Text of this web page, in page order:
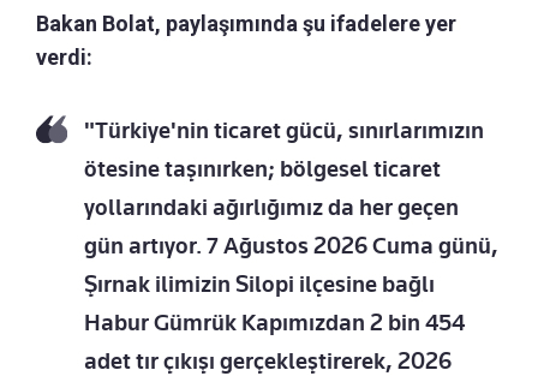
Bakan Bolat, paylaşımında şu ifadelere yer
verdi:
"Türkiye'nin ticaret gücü, sınırlarımızın
ötesine taşınırken; bölgesel ticaret
yollarındaki ağırlığımız da her geçen
gün artıyor. 7 Ağustos 2026 Cuma günü,
Şırnak ilimizin Silopi ilçesine bağlı
Habur Gümrük Kapımızdan 2 bin 454
adet tır çıkışı gerçekleştirerek, 2026